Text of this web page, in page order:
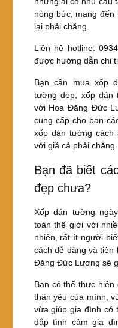
nóng bức, mang
lại phải chăng.
Liên hệ hotline:
được hướng dẫn chi
Bạn cần mua xốp
tường đẹp, xốp dán
với Hoa Đăng Đức
cung cấp cho bạn
xốp dán tường cách
với giá cả phải chăng.
Bạn đã biết
đẹp chưa?
Xốp dán tường
toàn thế giới với
nhiên, rất ít người
cách dễ dàng và
Đăng Đức Lương sẽ
Bạn có thể thực
thân yêu của mình,
vừa giúp gia đình có
đắp tình cảm gia